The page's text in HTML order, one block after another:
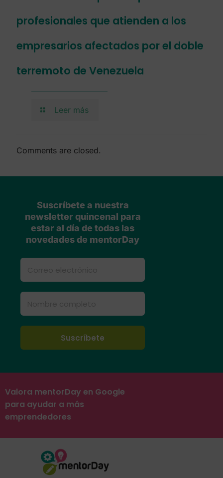
profesionales que atienden a los
empresarios afectados por el doble
terremoto de Venezuela
Leer más
Comments are closed.
Suscríbete a nuestra
newsletter quincenal para
estar al día de todas las
novedades de mentorDay
Valora mentorDay en Google
para ayudar a más
emprendedores